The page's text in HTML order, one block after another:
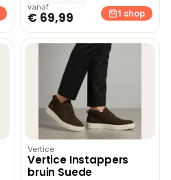
vanaf
€ 69,99 1 shop
Vertice
Vertice Instappers
bruin Suede